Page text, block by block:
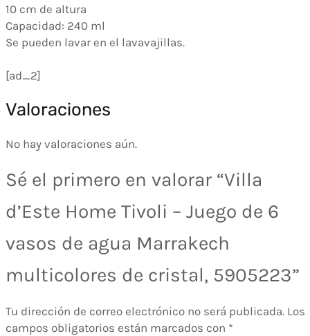
10 cm de altura
Capacidad: 240 ml
Se pueden lavar en el lavavajillas.
[ad_2]
Valoraciones
No hay valoraciones aún.
Sé el primero en valorar “Villa
d’Este Home Tivoli – Juego de 6
vasos de agua Marrakech
multicolores de cristal, 5905223”
Tu dirección de correo electrónico no será publicada. Los
campos obligatorios están marcados con *